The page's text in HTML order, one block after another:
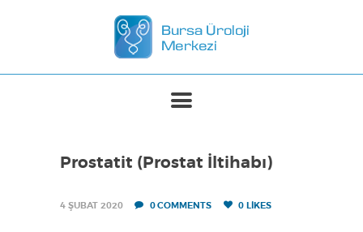
ANASAYFA
BASINDA BIZ
Prostatit (Prostat İltihabı)
4 ŞUBAT 2020 0COMMENTS 0 LIKES